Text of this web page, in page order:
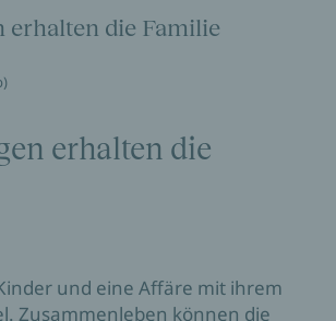
erhalten die Familie
erhalten die
und eine Affäre mit ihrem
Zusammenleben können die